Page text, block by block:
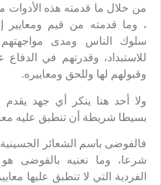
من خلال ما قدمته هذه
، وما قدمته من قيم
سلوك الناس ومدى
للاستبداد، وقدرتهم في
وقبولهم لها وللحق ومعاييره.
ولا أحد هنا ينكر أي جهد يقدم
بسيطا شريطة أن تنطبق عليه
فالفوضى باسم الشعائر
شرعا، وما نعنيه بالفوضى هو
الفردية التي لا تنطبق عليها